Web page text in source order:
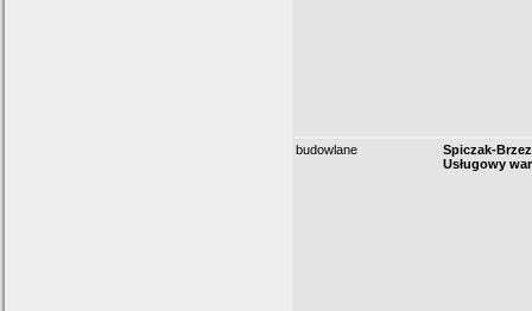
budowlane
Spiczak-
Usługowy